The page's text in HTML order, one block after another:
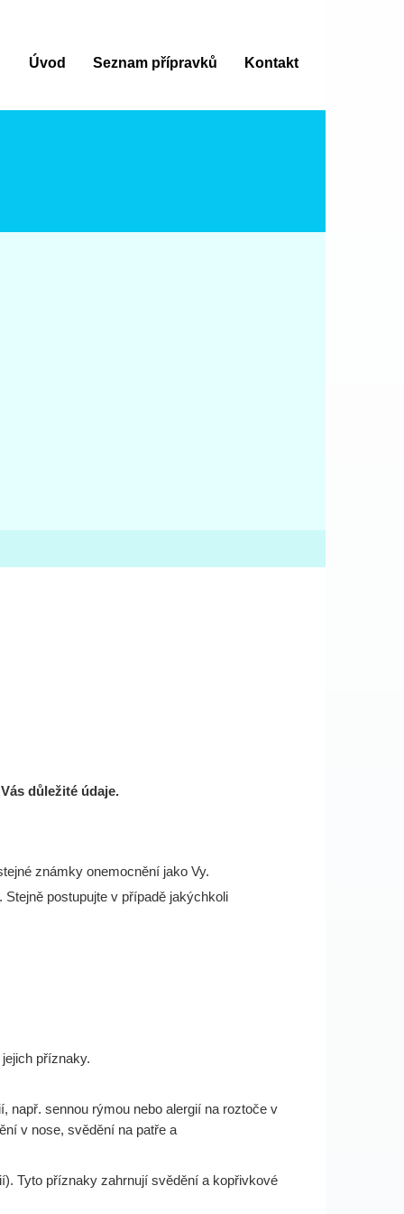
Úvod Seznam přípravků Kontakt
důležité údaje.
známky onemocnění jako Vy.
postupujte v případě jakýchkoli
příznaky.
např. sennou rýmou nebo alergií na roztoče v
v nose, svědění na patře a
Tyto příznaky zahrnují svědění a kopřivkové